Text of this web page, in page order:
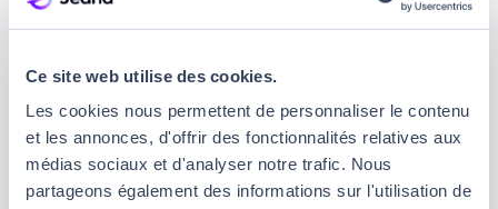
Ce site web utilise des cookies.
Les cookies nous permettent de personnaliser le contenu
et les annonces, d'offrir des fonctionnalités relatives aux
médias sociaux et d'analyser notre trafic. Nous
partageons également des informations sur l'utilisation de
Une personne de votre entourage semble
choses qu’elle ne devrait pas savoir à votre sujet
(elle peut par exemple vous questionner sur un
lieu que vous avez visité le week-end précédent…
alors que vous ne l’avez jamais informée de cette
visite).